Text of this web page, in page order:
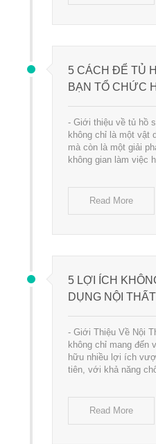
5 CÁCH ĐỂ TỦ
BẠN TỔ CHỨC
- Giới thiệu về tủ hồ
không chỉ là một vật
mà còn là một giải
không gian làm việc
Read More
5 LỢI ÍCH
DỤNG NỘI
- Giới Thiệu Về Nội
không chỉ mang đến
hữu nhiều lợi ích
tiên, với khả năng
Read More